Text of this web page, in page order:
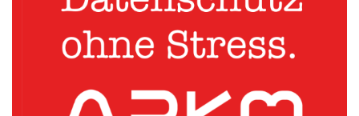
gewonnen werden. Die Unternehmensgruppe beschäftigt heute
bereits über 50 Mitarbeiter. „Wir freuen uns, mit diesen
Investitionen unser Planziel voll erreicht zu haben“, berichtet
Beteiligungsgesellschaft mbH und ergänzt: „Auch die
Ergebnisse unserer Beteiligungen Ditcon und DCC Competence